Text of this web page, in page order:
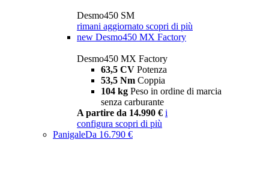
Desmo450 SM
rimani aggiornato scopri di più
new Desmo450 MX Factory
Desmo450 MX Factory
63,5 CV Potenza
53,5 Nm Coppia
104 kg Peso in ordine di marcia
senza carburante
A partire da 14.990 € i
configura scopri di più
PanigaleDa 16.790 €